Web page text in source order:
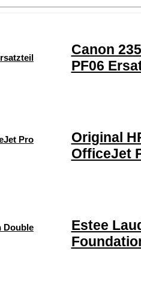
Canon
PF06
Original
OfficeJet
Estee